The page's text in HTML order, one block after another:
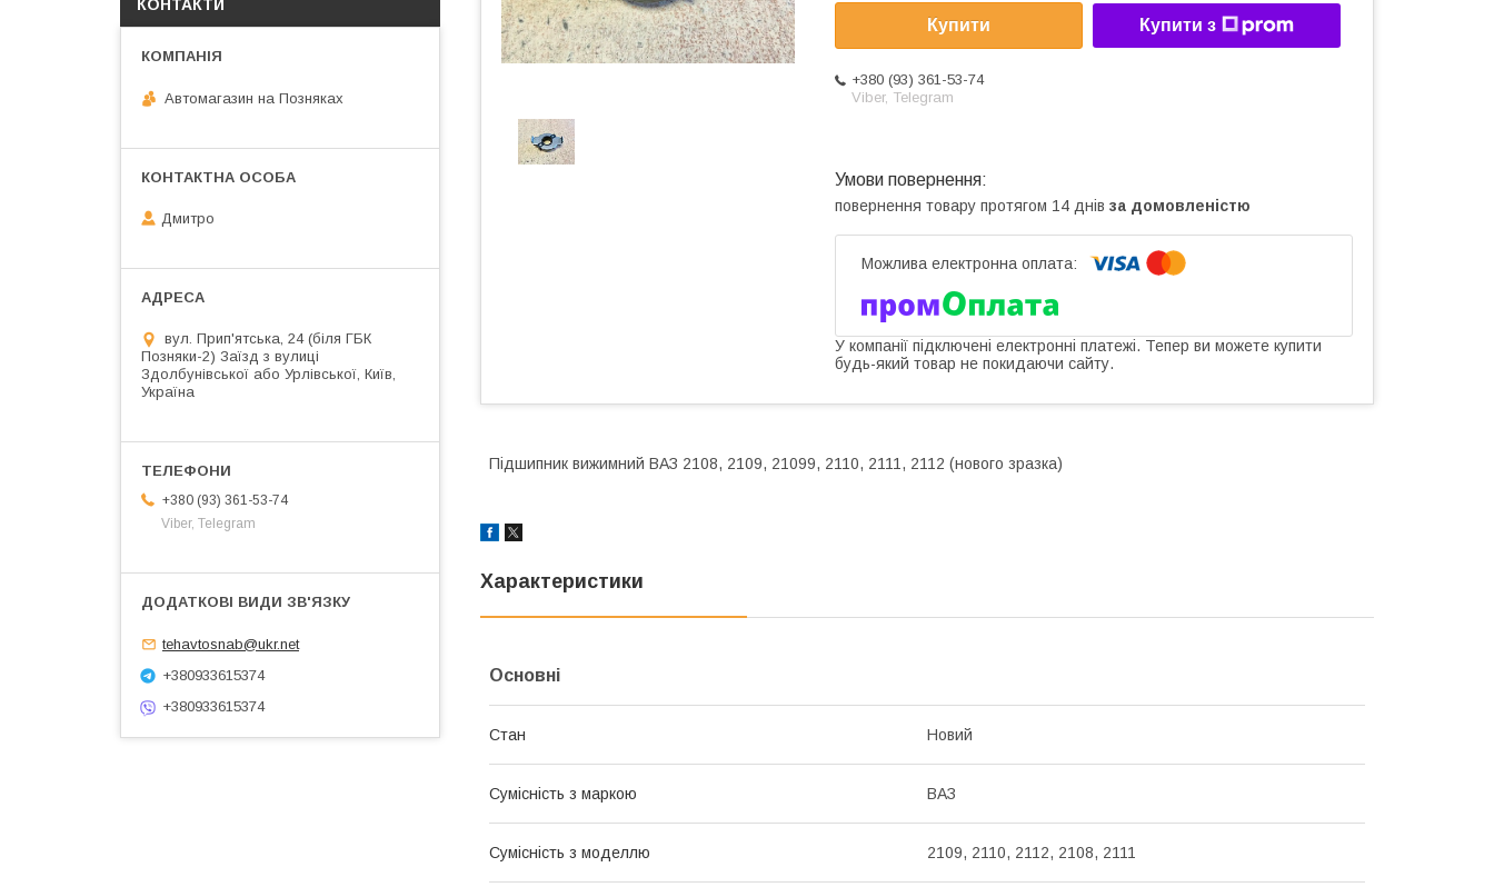
Купити Купити з
+380 (93) 361-53-74
Viber, Telegram
повернення товару протягом 14 днів за домовленістю
У компанії підключені електронні платежі. Тепер ви можете купити
будь-який товар не покидаючи сайту.
Підшипник вижимний ВАЗ 2108, 2109, 21099, 2110, 2111, 2112 (нового зразка)
Характеристики
Основні
Стан Новий
Сумісність з маркою ВАЗ
Сумісність з моделлю 2109, 2110, 2112, 2108, 2111
КОНТАКТИ
Автомагазин на Позняках
Дмитро
вул. Прип'ятська, 24 (біля ГБК
Позняки-2) Заїзд з вулиці
Здолбунівської або Урлівської, Київ,
Україна
+380 (93) 361-53-74
Viber, Telegram
tehavtosnab@ukr.net
+380933615374
+380933615374